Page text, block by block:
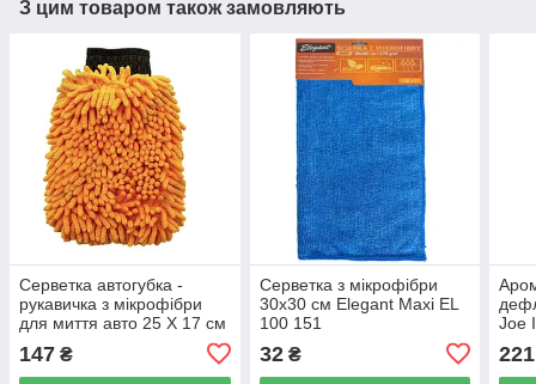
З цим товаром також замовляють
Серветка автогубка -
рукавичка з мікрофібри
для миття авто 25 Х 17 см
Elegant Maxi EL 100 153
147 ₴
Серветка з мікрофібри
30x30 см Elegant Maxi EL
100 151
32₴
Joe
221